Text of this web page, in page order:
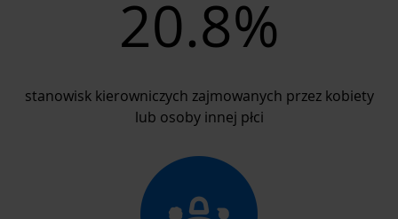
20.8%
stanowisk kierowniczych zajmowanych przez kobiety
lub osoby innej płci